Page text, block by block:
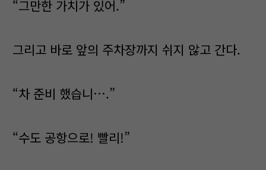
“그만한 가치가 있어.”
그리고 바로 앞의 주차장까지 쉬지 않고 간다.
“차 준비 했습니….”
“수도 공항으로! 빨리!”